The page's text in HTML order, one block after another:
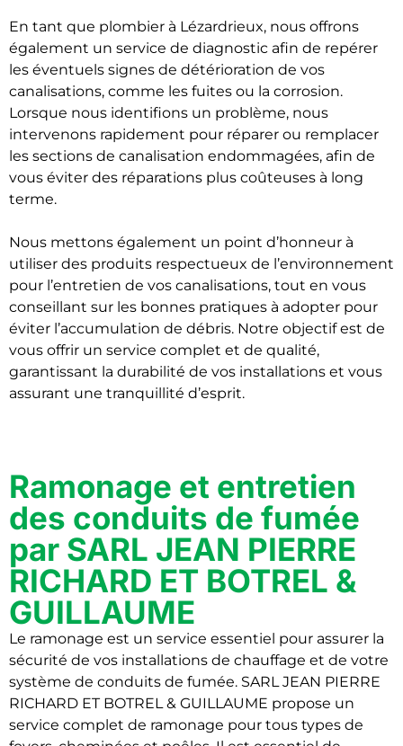
En tant que plombier à Lézardrieux, nous offrons
également un service de diagnostic afin de repérer
les éventuels signes de détérioration de vos
canalisations, comme les fuites ou la corrosion.
Lorsque nous identifions un problème, nous
intervenons rapidement pour réparer ou remplacer
les sections de canalisation endommagées, afin de
vous éviter des réparations plus coûteuses à long
terme.
Nous mettons également un point d’honneur à
utiliser des produits respectueux de l’environnement
pour l’entretien de vos canalisations, tout en vous
conseillant sur les bonnes pratiques à adopter pour
éviter l’accumulation de débris. Notre objectif est de
vous offrir un service complet et de qualité,
garantissant la durabilité de vos installations et vous
assurant une tranquillité d’esprit.
Ramonage et entretien
des conduits de fumée
par SARL JEAN PIERRE
RICHARD ET BOTREL &
GUILLAUME
Le ramonage est un service essentiel pour assurer la
sécurité de vos installations de chauffage et de votre
système de conduits de fumée. SARL JEAN PIERRE
RICHARD ET BOTREL & GUILLAUME propose un
service complet de ramonage pour tous types de